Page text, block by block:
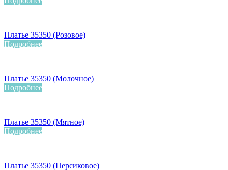
Платье 35350 (Розовое)
Подробнее
Платье 35350 (Молочное)
Подробнее
Платье 35350 (Мятное)
Подробнее
Платье 35350 (Персиковое)